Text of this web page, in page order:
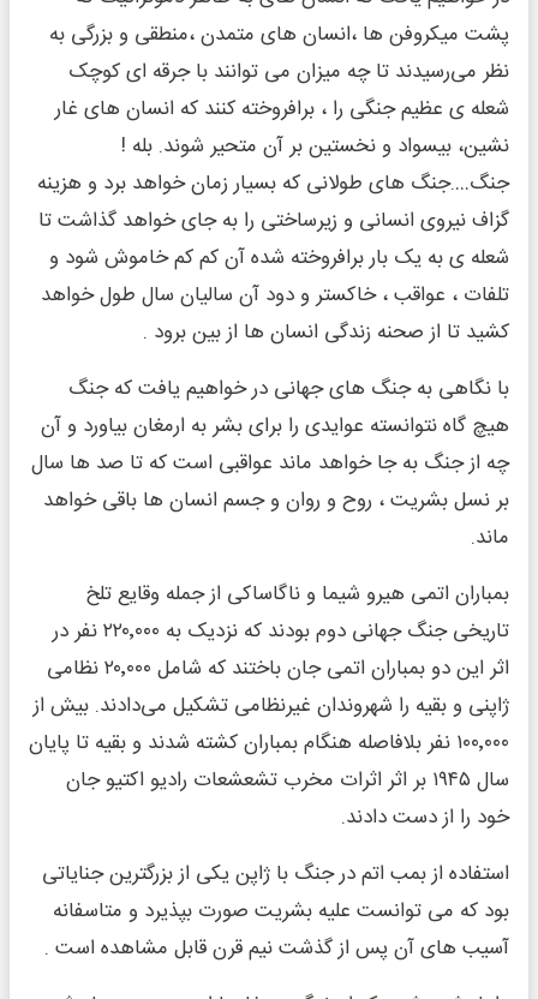
پشت میکروفن ها ،انسان های متمدن ،منطقی و بزرگی به
نظر می‌رسیدند تا چه میزان می توانند با جرقه ای کوچک
شعله ی عظیم جنگی را ، برافروخته کنند که انسان های غار
نشین، بیسواد و نخستین بر آن متحیر شوند. بله !
جنگ….جنگ های طولانی که بسیار زمان خواهد برد و هزینه
گزاف نیروی انسانی و زیرساختی را به جای خواهد گذاشت تا
شعله ی به یک بار برافروخته شده آن کم کم خاموش شود و
تلفات ، عواقب ، خاکستر و دود آن سالیان سال طول خواهد
کشید تا از صحنه زندگی انسان ها از بین برود .
با نگاهی به جنگ های جهانی در خواهیم یافت که جنگ
هیچ گاه نتوانسته عوایدی را برای بشر به ارمغان بیاورد و آن
چه از جنگ به جا خواهد ماند عواقبی است که تا صد ها سال
بر نسل بشریت ، روح و روان و جسم انسان ها باقی خواهد
ماند.
بمباران اتمی هیرو شیما و ناگاساکی از جمله وقایع تلخ
تاریخی جنگ جهانی دوم بودند که نزدیک به ۲۲۰٬۰۰۰ نفر در
اثر این دو بمباران اتمی جان باختند که شامل ۲۰٬۰۰۰ نظامی
ژاپنی و بقیه را شهروندان غیرنظامی تشکیل می‌دادند. بیش از
۱۰۰٬۰۰۰ نفر بلافاصله هنگام بمباران کشته شدند و بقیه تا پایان
سال ۱۹۴۵ بر اثر اثرات مخرب تشعشعات رادیو اکتیو جان
خود را از دست دادند.
استفاده از بمب اتم در جنگ با ژاپن یکی از بزرگترین جنایاتی
بود که می توانست علیه بشریت صورت بپذیرد و متاسفانه
آسیب های آن پس از گذشت نیم قرن قابل مشاهده است .